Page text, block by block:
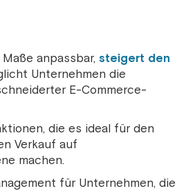
anpassbar, steigert den
Unternehmen die
E-Commerce-
die es ideal für den
Verkauf auf
machen.
für Unternehmen, die